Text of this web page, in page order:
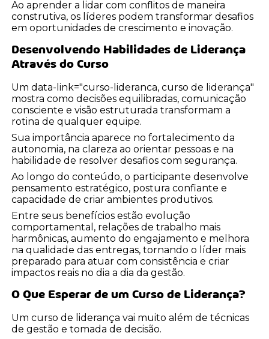
Ao aprender a lidar com conflitos de maneira
construtiva, os líderes podem transformar desafios
em oportunidades de crescimento e inovação.
Desenvolvendo Habilidades de Liderança
Através do Curso
Um data-link="curso-lideranca, curso de liderança"
mostra como decisões equilibradas, comunicação
consciente e visão estruturada transformam a
rotina de qualquer equipe.
Sua importância aparece no fortalecimento da
autonomia, na clareza ao orientar pessoas e na
habilidade de resolver desafios com segurança.
Ao longo do conteúdo, o participante desenvolve
pensamento estratégico, postura confiante e
capacidade de criar ambientes produtivos.
Entre seus benefícios estão evolução
comportamental, relações de trabalho mais
harmônicas, aumento do engajamento e melhora
na qualidade das entregas, tornando o líder mais
preparado para atuar com consistência e criar
impactos reais no dia a dia da gestão.
O Que Esperar de um Curso de Liderança?
Um curso de liderança vai muito além de técnicas
de gestão e tomada de decisão.